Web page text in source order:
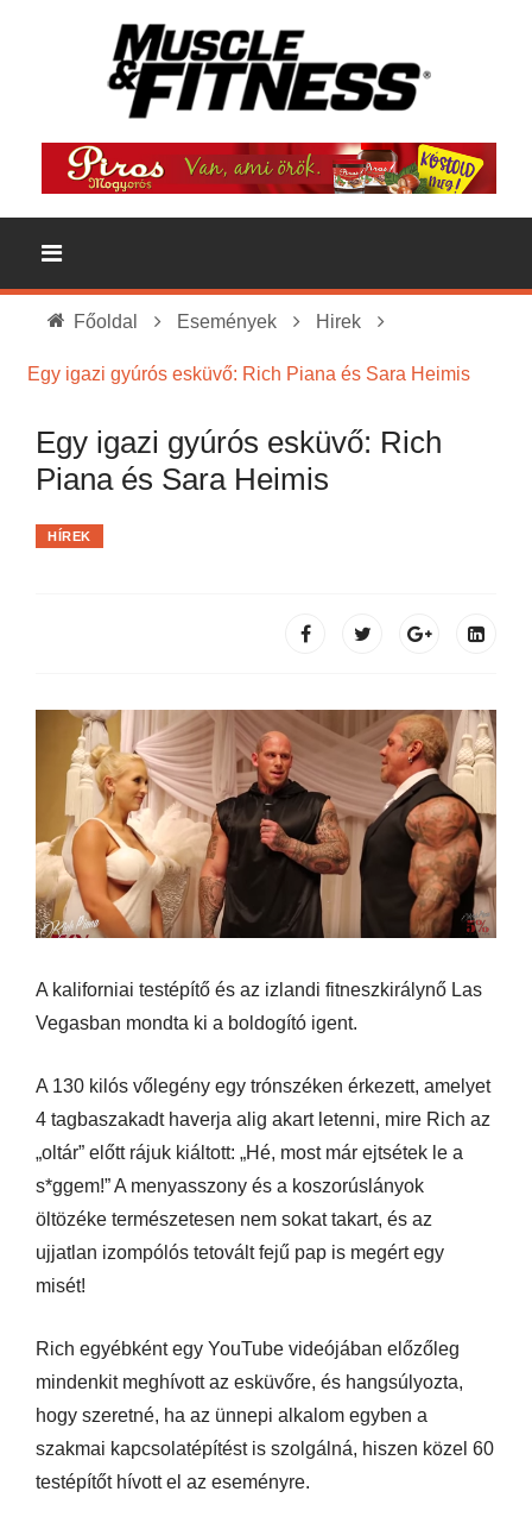
Főoldal Események Hirek
Egy igazi gyúrós esküvő: Rich Piana és Sara Heimis
Egy igazi gyúrós esküvő: Rich
Piana és Sara Heimis
HÍREK
A kaliforniai testépítő és az izlandi fitneszkirálynő Las
Vegasban mondta ki a boldogító igent.
A 130 kilós vőlegény egy trónszéken érkezett, amelyet
4 tagbaszakadt haverja alig akart letenni, mire Rich az
„oltár” előtt rájuk kiáltott: „Hé, most már ejtsétek le a
s*ggem!” A menyasszony és a koszorúslányok
öltözéke természetesen nem sokat takart, és az
ujjatlan izompólós tetovált fejű pap is megért egy
misét!
Rich egyébként egy YouTube videójában előzőleg
mindenkit meghívott az esküvőre, és hangsúlyozta,
hogy szeretné, ha az ünnepi alkalom egyben a
szakmai kapcsolatépítést is szolgálná, hiszen közel 60
testépítőt hívott el az eseményre.